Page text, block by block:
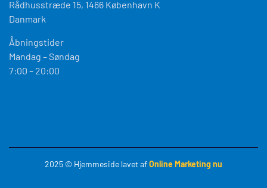
Rådhusstræde 15, 1466 København K
Danmark
Åbningstider
Mandag – Søndag
7:00 – 20:00
2025 © Hjemmeside lavet afOnline Marketing nu